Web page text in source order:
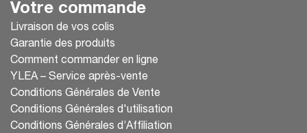
Votre commande
Livraison de vos colis
Garantie des produits
Comment commander en ligne
YLEA – Service après-vente
Conditions Générales de Vente
Conditions Générales d'utilisation
Conditions Générales d’Affiliation